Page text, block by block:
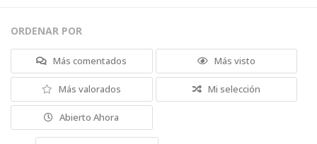
ORDENAR POR
Más comentados Más visto
Más valorados Mi selección
Abierto Ahora